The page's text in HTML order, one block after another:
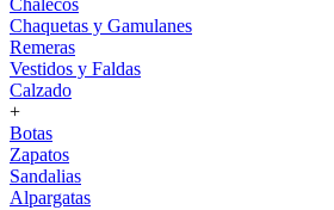
Chalecos
Chaquetas y Gamulanes
Remeras
Vestidos y Faldas
Calzado
+
Botas
Zapatos
Sandalias
Alpargatas